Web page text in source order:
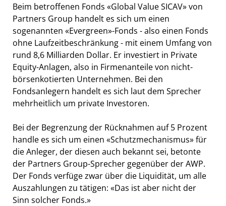
Beim betroffenen Fonds «Global Value SICAV» von
Partners Group handelt es sich um einen
sogenannten «Evergreen»-Fonds - also einen Fonds
ohne Laufzeitbeschränkung - mit einem Umfang von
rund 8,6 Milliarden Dollar. Er investiert in Private
Equity-Anlagen, also in Firmenanteile von nicht-
börsenkotierten Unternehmen. Bei den
Fondsanlegern handelt es sich laut dem Sprecher
mehrheitlich um private Investoren.
Bei der Begrenzung der Rücknahmen auf 5 Prozent
handle es sich um einen «Schutzmechanismus» für
die Anleger, der diesen auch bekannt sei, betonte
der Partners Group-Sprecher gegenüber der AWP.
Der Fonds verfüge zwar über die Liquidität, um alle
Auszahlungen zu tätigen: «Das ist aber nicht der
Sinn solcher Fonds.»